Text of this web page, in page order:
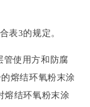
表3的规定。
管使用方和防腐
熔结环氧粉末涂
熔结环氧粉末涂